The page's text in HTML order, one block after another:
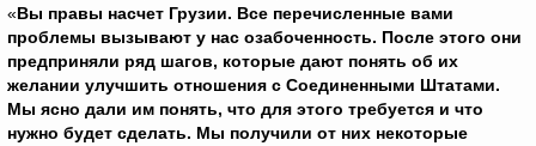
«Вы правы насчет Грузии. Все перечисленные вами
проблемы вызывают у нас озабоченность. После этого они
предприняли ряд шагов, которые дают понять об их
желании улучшить отношения с Соединенными Штатами.
Мы ясно дали им понять, что для этого требуется и что
нужно будет сделать. Мы получили от них некоторые